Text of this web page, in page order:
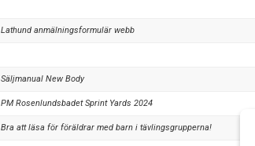
Lathund anmälningsformulär webb
Säljmanual New Body
PM Rosenlundsbadet Sprint Yards 2024
Bra att läsa för föräldrar med barn i tävlingsgrupperna!